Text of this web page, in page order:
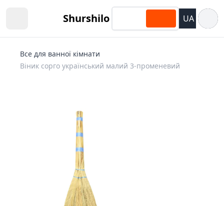
Shurshilo UA
Все для ванної кімнати
Віник сорго український малий 3-променевий